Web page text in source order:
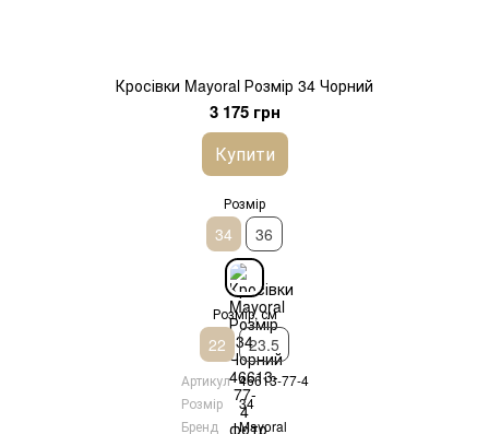
Кросівки Mayoral Розмір 34 Чорний
3 175 грн
Купити
Розмір
34 36
Розмір, см
22 23.5
Артикул 46613-77-4
Розмір
34
Бренд
Mayoral